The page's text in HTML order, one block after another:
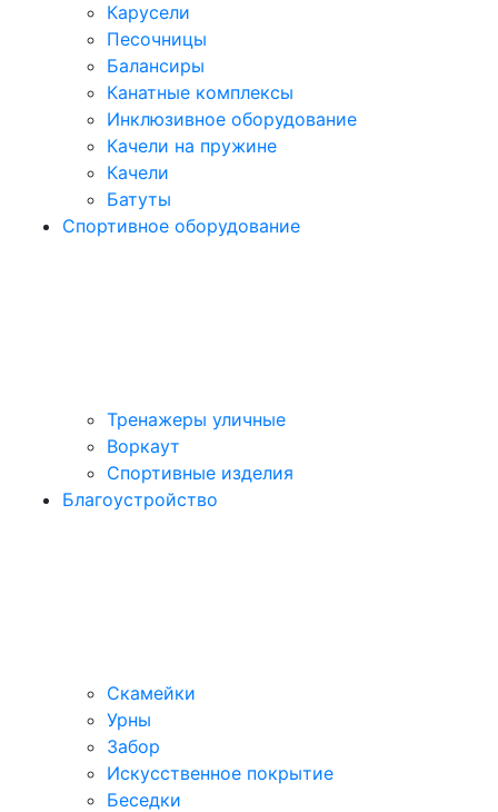
Карусели
Песочницы
Балансиры
Канатные комплексы
Инклюзивное оборудование
Качели на пружине
Качели
Батуты
Спортивное оборудование
Тренажеры уличные
Воркаут
Спортивные изделия
Благоустройство
Скамейки
Урны
Забор
Искусственное покрытие
Беседки